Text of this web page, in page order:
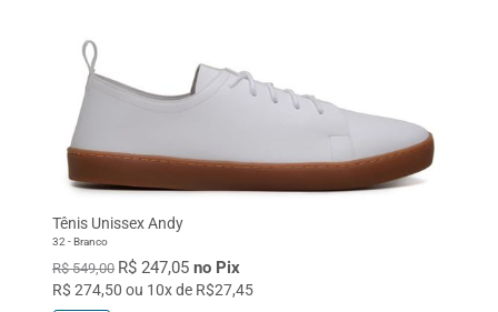
Tênis Unissex Andy
32 - Branco
R$ 549,00 R$ 247,05 no Pix
R$ 274,50 ou 10x de R$27,45